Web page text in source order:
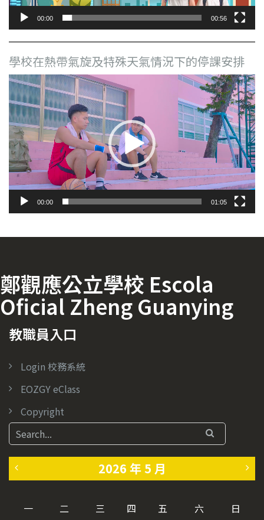
00:00 00:56
學校在熱帶氣旋及特殊天氣情況下的停課安排
視
訊
播
放
器
00:00 01:05
鄭觀應公立學校 Escola
Oficial Zheng Guanying
教職員入口
Login 校務系統
EOZGY eClass
Copyright
2026 年 5 月
一 二 三 四 五 六 日